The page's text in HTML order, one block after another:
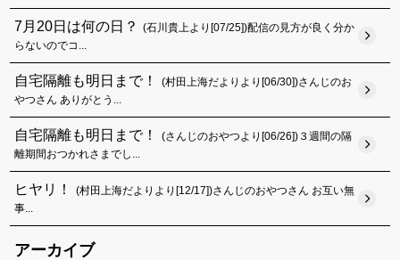
7月20日は何の日？
(石川貴上より[07/25])配信の見方が良く分か
らないのでコ...
自宅隔離も明日まで！
(村田上海だよりより[06/30])さんじのお
やつさん ありがとう...
自宅隔離も明日まで！
(さんじのおやつより[06/26])３週間の隔
離期間おつかれさまでし...
ヒヤリ！
(村田上海だよりより[12/17])さんじのおやつさん お互い無
事...
アーカイブ